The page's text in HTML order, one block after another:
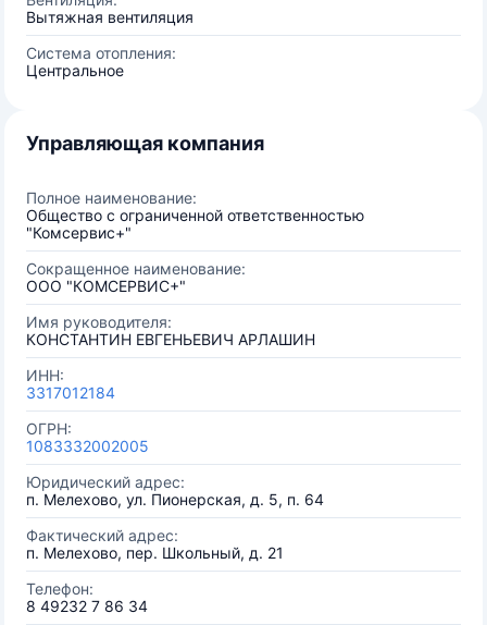
Вытяжная вентиляция
Система отопления:
Центральное
Управляющая компания
Полное наименование:
Общество с ограниченной ответственностью
"Комсервис+"
Сокращенное наименование:
ООО "КОМСЕРВИС+"
Имя руководителя:
КОНСТАНТИН ЕВГЕНЬЕВИЧ АРЛАШИН
ИНН:
3317012184
ОГРН:
1083332002005
Юридический адрес:
п. Мелехово, ул. Пионерская, д. 5, п. 64
Фактический адрес:
п. Мелехово, пер. Школьный, д. 21
Телефон:
8 49232 7 86 34